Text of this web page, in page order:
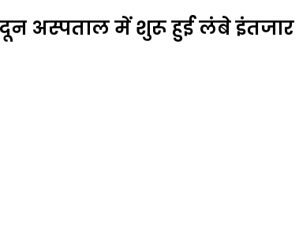
अस्पताल में शुरू हुई लंबे इंतजार